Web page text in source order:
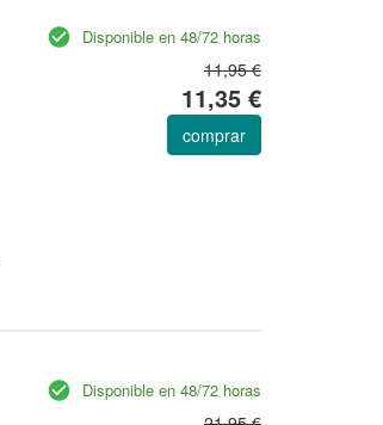
Disponible en 48/72 horas
11,95 €
11,35 €
comprar
Disponible en 48/72 horas